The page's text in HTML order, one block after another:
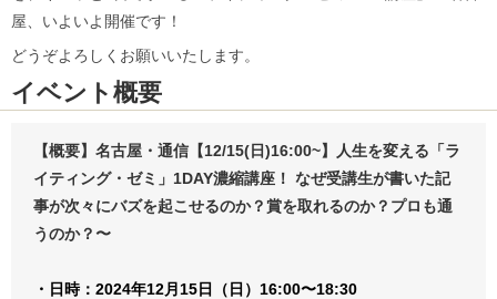
屋、いよいよ開催です！
どうぞよろしくお願いいたします。
イベント概要
【概要】名古屋・通信【12/15(日)16:00~】人生を変える「ラ
イティング・ゼミ」1DAY濃縮講座！ なぜ受講生が書いた記
事が次々にバズを起こせるのか？賞を取れるのか？プロも通
うのか？〜
・ 日時：2024年12月15日（日）16:00〜18:30